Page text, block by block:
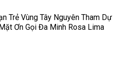
Trẻ Vùng Tây Nguyên Tham Dự
Ơn Gọi Đa Minh Rosa Lima